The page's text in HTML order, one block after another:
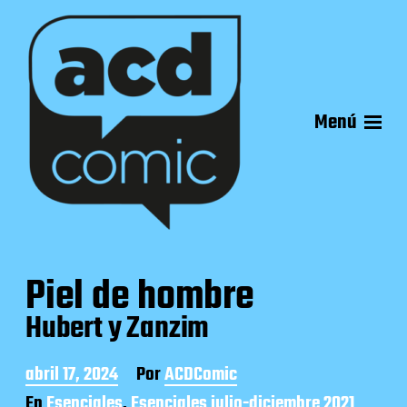
Menú
Piel de hombre
Hubert y Zanzim
F
e
abril 17, 2024 PorACDComic